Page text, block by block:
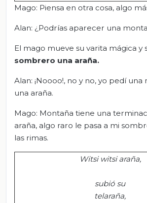
Mago: Piensa en otra cosa, algo
Alan: ¿Podrías aparecer una
El mago mueve su varita mágica y
sombrero una araña.
Alan: ¡Noooo!, no y no, yo pedí una
una araña.
Mago: Montaña tiene una
araña, algo raro le pasa a mi
las rimas.
Witsi witsiaraña,
subió su
telaraña,